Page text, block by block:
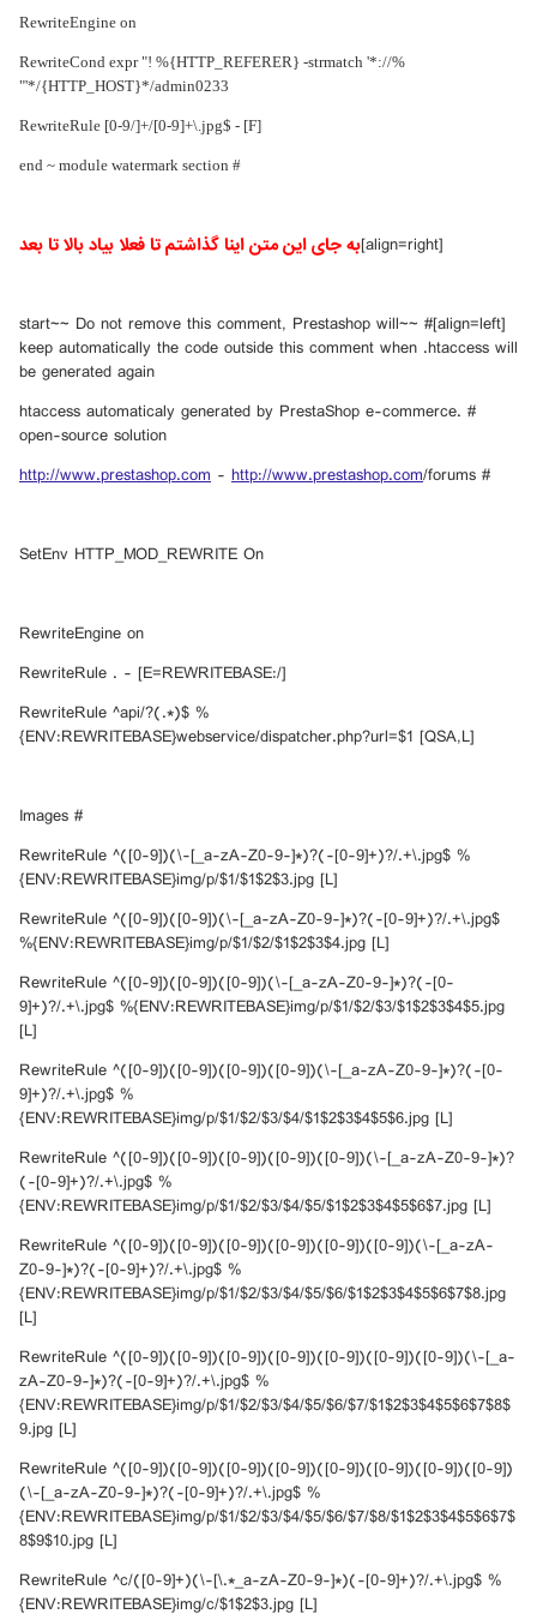
RewriteEngine on
RewriteCond expr "! %{HTTP_REFERER} -strmatch '*://%
{HTTP_HOST}*/admin0233/*'"
RewriteRule [0-9/]+/[0-9]+\.jpg$ - [F]
# end ~ module watermark section
به جای این متن اینا گذاشتم تا فعلا بیاد بالا تا بعد
# ~~start~~ Do not remove this comment, Prestashop will
keep automatically the code outside this comment when .htaccess will
be generated again
# .htaccess automaticaly generated by PrestaShop e-commerce
open-source solution
#
http://www.prestashop.com -http://www.prestashop.com/forums
SetEnv HTTP_MOD_REWRITE On
RewriteEngine on
RewriteRule . - [E=REWRITEBASE:/]
RewriteRule ^api/?(.*)$ %
{ENV:REWRITEBASE}webservice/dispatcher.php?url=$1 [QSA,L]
# Images
RewriteRule ^([0-9])(\-[_a-zA-Z0-9-]*)?(-[0-9]+)?/.+\.jpg$ %
{ENV:REWRITEBASE}img/p/$1/$1$2$3.jpg [L]
RewriteRule ^([0-9])([0-9])(\-[_a-zA-Z0-9-]*)?(-[0-9]+)?/.+\.jpg$
%{ENV:REWRITEBASE}img/p/$1/$2/$1$2$3$4.jpg [L]
RewriteRule ^([0-9])([0-9])([0-9])(\-[_a-zA-Z0-9-]*)?(-[0-
9]+)?/.+\.jpg$ %{ENV:REWRITEBASE}img/p/$1/$2/$3/$1$2$3$4$5.jpg
[L]
RewriteRule ^([0-9])([0-9])([0-9])([0-9])(\-[_a-zA-Z0-9-]*)?(-[0-
9]+)?/.+\.jpg$ %
{ENV:REWRITEBASE}img/p/$1/$2/$3/$4/$1$2$3$4$5$6.jpg [L]
RewriteRule ^([0-9])([0-9])([0-9])([0-9])([0-9])(\-[_a-zA-Z0-9-]*)?
(-[0-9]+)?/.+\.jpg$ %
{ENV:REWRITEBASE}img/p/$1/$2/$3/$4/$5/$1$2$3$4$5$6$7.jpg [L]
RewriteRule ^([0-9])([0-9])([0-9])([0-9])([0-9])([0-9])(\-[_a-zA-
Z0-9-]*)?(-[0-9]+)?/.+\.jpg$ %
{ENV:REWRITEBASE}img/p/$1/$2/$3/$4/$5/$6/$1$2$3$4$5$6$7$8.jpg
[L]
RewriteRule ^([0-9])([0-9])([0-9])([0-9])([0-9])([0-9])([0-9])(\-[_a-
zA-Z0-9-]*)?(-[0-9]+)?/.+\.jpg$ %
{ENV:REWRITEBASE}img/p/$1/$2/$3/$4/$5/$6/$7/$1$2$3$4$5$6$7$8$
9.jpg [L]
RewriteRule ^([0-9])([0-9])([0-9])([0-9])([0-9])([0-9])([0-9])([0-9])
(\-[_a-zA-Z0-9-]*)?(-[0-9]+)?/.+\.jpg$ %
{ENV:REWRITEBASE}img/p/$1/$2/$3/$4/$5/$6/$7/$8/$1$2$3$4$5$6$7$
8$9$10.jpg [L]
RewriteRule ^c/([0-9]+)(\-[\.*_a-zA-Z0-9-]*)(-[0-9]+)?/.+\.jpg$ %
{ENV:REWRITEBASE}img/c/$1$2$3.jpg [L]